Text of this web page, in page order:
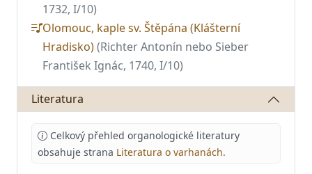
1732, I/10)
Olomouc, kaple sv. Štěpána (Klášterní
Hradisko)(Richter Antonín nebo Sieber
František Ignác, 1740, I/10)
Literatura
Celkový přehled organologické literatury
obsahuje strana Literatura o varhanách.